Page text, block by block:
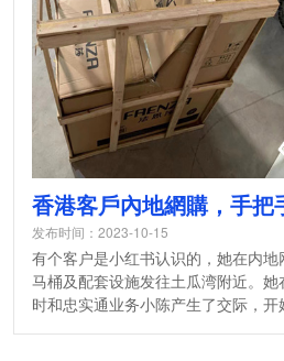
发布时间：2023-10-15
有个客户是小红书认识的，她在内地
马桶及配套设施发往土瓜湾附近。
时和忠实通业务小陈产生了交际，